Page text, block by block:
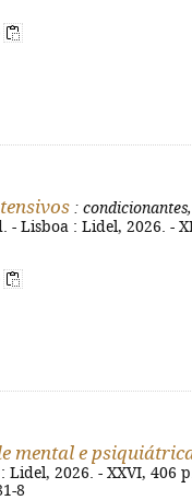
: condicionantes,
- Lisboa : Lidel, 2026. -
mental e
2026. - XXVI, 406
8